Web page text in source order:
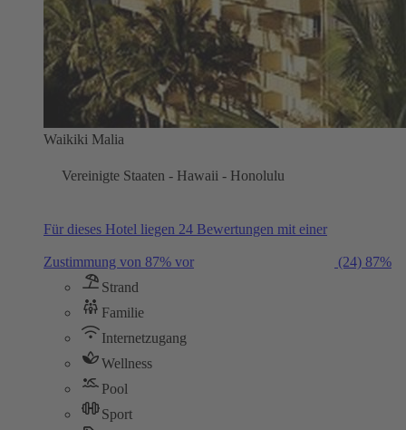
Waikiki Malia
Vereinigte Staaten - Hawaii - Honolulu
Für dieses Hotel liegen 24 Bewertungen mit einer
Zustimmung von 87% vor (24) 87%
Strand
Familie
Internetzugang
Wellness
Pool
Sport